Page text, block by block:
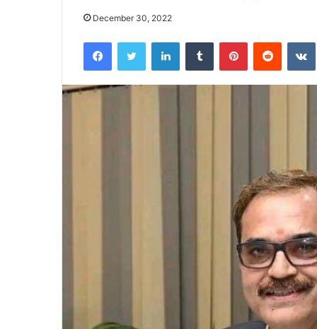
December 30, 2022
FacebookTwitter LinkedInTumblr PinterestReddit